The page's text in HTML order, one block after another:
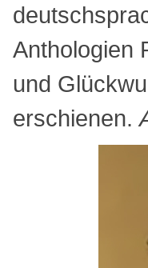
Anthologien
und
erschienen.